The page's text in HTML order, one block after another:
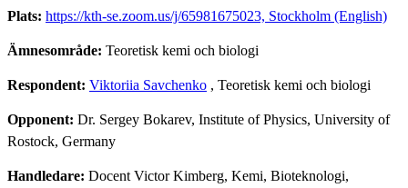
Plats: https://kth-se.zoom.us/j/65981675023, Stockholm (English)
Ämnesområde: Teoretisk kemi och biologi
Respondent: Viktoriia Savchenko , Teoretisk kemi och biologi
Opponent: Dr. Sergey Bokarev, Institute of Physics, University of
Rostock, Germany
Handledare: Docent Victor Kimberg, Kemi, Bioteknologi,